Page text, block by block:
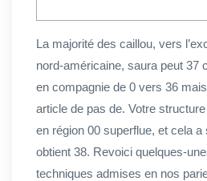
La majorité des caillou, vers
nord-américaine, saura peut 37
en compagnie de 0 vers 36
article de pas de. Votre
en région 00 superflue, et cela
obtient 38. Revoici quelques-
techniques admises en nos